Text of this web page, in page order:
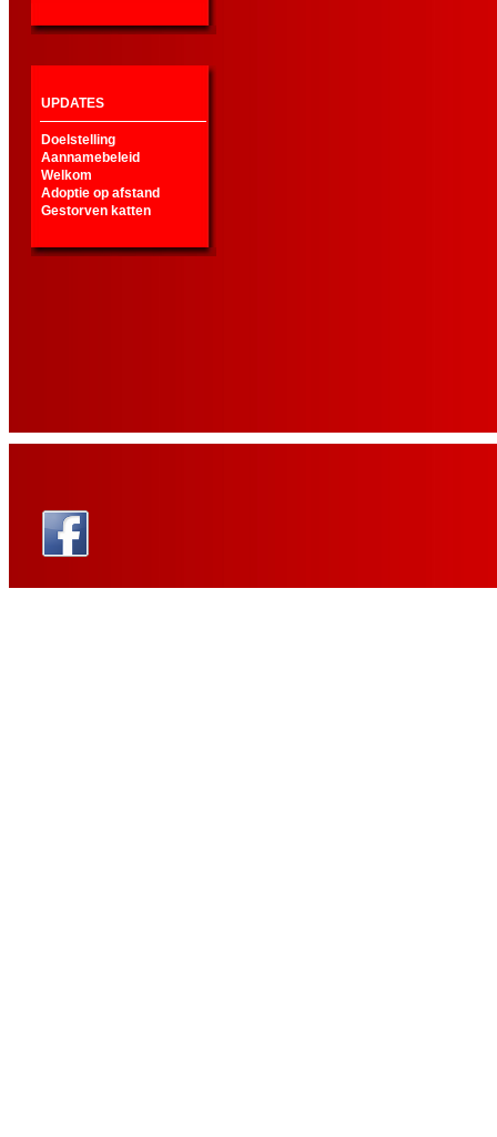
UPDATES
Doelstelling
Aannamebeleid
Welkom
Adoptie op afstand
Gestorven katten